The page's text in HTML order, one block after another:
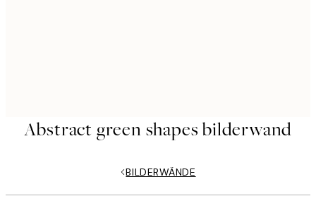
Abstract green shapes bilderwand
BILDERWÄNDE